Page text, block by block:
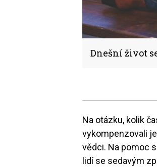
Dnešní život
Na otázku, kolik
vykompenzovali
vědci. Na pomoc
lidí se sedavým